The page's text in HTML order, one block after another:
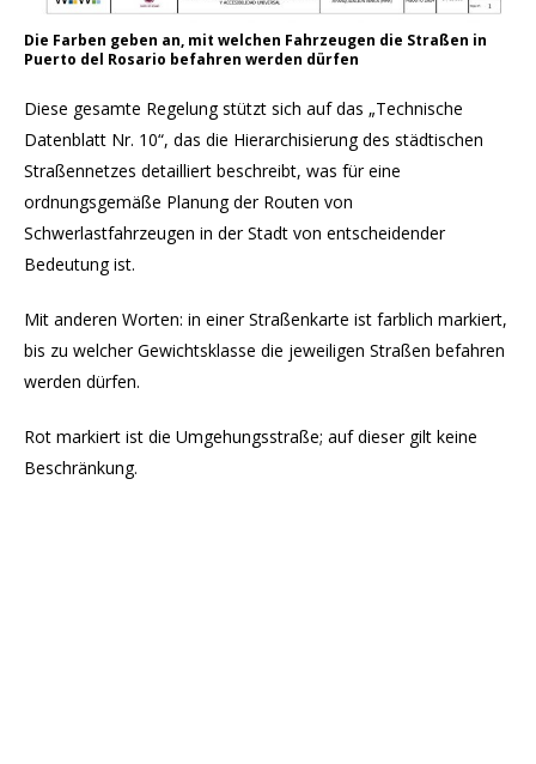
Die Farben geben an, mit welchen Fahrzeugen die Straßen in
Puerto del Rosario befahren werden dürfen
Diese gesamte Regelung stützt sich auf das „Technische
Datenblatt Nr. 10“, das die Hierarchisierung des städtischen
Straßennetzes detailliert beschreibt, was für eine
ordnungsgemäße Planung der Routen von
Schwerlastfahrzeugen in der Stadt von entscheidender
Bedeutung ist.
Mit anderen Worten: in einer Straßenkarte ist farblich markiert,
bis zu welcher Gewichtsklasse die jeweiligen Straßen befahren
werden dürfen.
Rot markiert ist die Umgehungsstraße; auf dieser gilt keine
Beschränkung.